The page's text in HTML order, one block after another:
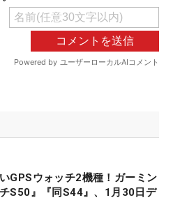
GPSウォッチ2機種！ガーミン
チS50』『同S44』、1月30日デ